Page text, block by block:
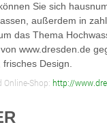
Sie sich
außerdem in
das Thema
www.dresden.de
Design.
Online-Shop: http://